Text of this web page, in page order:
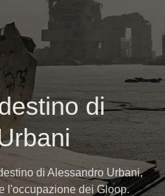
di
di Alessandro Urbani,
l'occupazione dei Gloop.